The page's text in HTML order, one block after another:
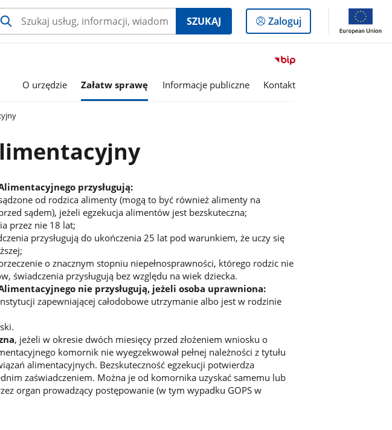
SZUKAJ
Logowanie
do
Zaloguj
Przejdź
serwisu
O urzędzie Załatw sprawę Informacje publiczne Kontakt
przysługują:
od rodzica alimenty (mogą to być również alimenty na
sądem), jeżeli egzekucja alimentów jest bezskuteczna;
przez nie 18 lat;
przysługują do ukończenia 25 lat pod warunkiem, że uczy się
o znacznym stopniu niepełnosprawności, którego rodzic nie
świadczenia przysługują bez względu na wiek dziecka.
nie przysługują, jeżeli osoba uprawniona:
zapewniającej całodobowe utrzymanie albo jest w rodzinie
, jeżeli w okresie dwóch miesięcy przed złożeniem wniosku o
komornik nie wyegzekwował pełnej należności z tytułu
alimentacyjnych. Bezskuteczność egzekucji potwierdza
zaświadczeniem. Można je od komornika uzyskać samemu lub
organ prowadzący postępowanie (w tym wypadku GOPS w